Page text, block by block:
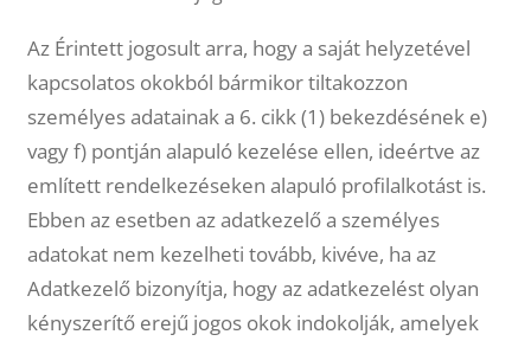
Az Érintett jogosult arra, hogy a saját helyzetével
kapcsolatos okokból bármikor tiltakozzon
személyes adatainak a 6. cikk (1) bekezdésének e)
vagy f) pontján alapuló kezelése ellen, ideértve az
említett rendelkezéseken alapuló profilalkotást is.
Ebben az esetben az adatkezelő a személyes
adatokat nem kezelheti tovább, kivéve, ha az
Adatkezelő bizonyítja, hogy az adatkezelést olyan
kényszerítő erejű jogos okok indokolják, amelyek